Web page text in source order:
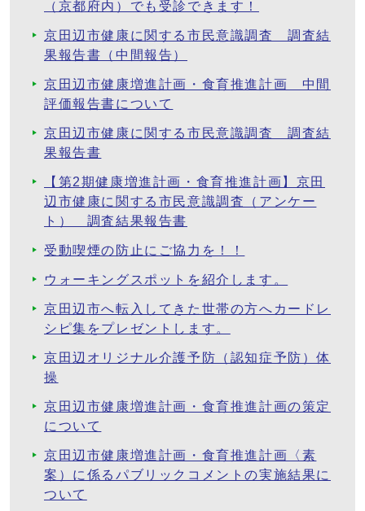
（京都府内）でも受診できます！
京田辺市健康に関する市民意識調査 調査結
果報告書（中間報告）
京田辺市健康増進計画・食育推進計画 中間
評価報告書について
京田辺市健康に関する市民意識調査 調査結
果報告書
【第2期健康増進計画・食育推進計画】京田
辺市健康に関する市民意識調査（アンケー
ト） 調査結果報告書
受動喫煙の防止にご協力を！！
ウォーキングスポットを紹介します。
京田辺市へ転入してきた世帯の方へカードレ
シピ集をプレゼントします。
京田辺オリジナル介護予防（認知症予防）体
操
京田辺市健康増進計画・食育推進計画の策定
について
京田辺市健康増進計画・食育推進計画〈素
案）に係るパブリックコメントの実施結果に
ついて